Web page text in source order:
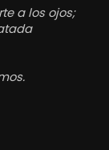
a los ojos;